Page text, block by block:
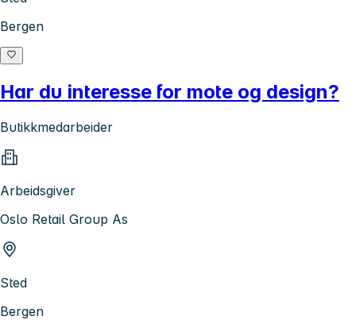
Bergen
Har du interesse for mote og design?
Butikkmedarbeider
Arbeidsgiver
Oslo Retail Group As
Sted
Bergen